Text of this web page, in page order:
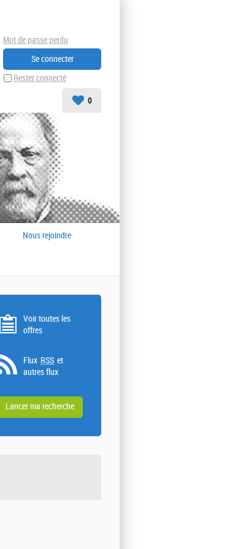
Rester connecté
Mot de passe perdu
0
Nous rejoindre
Voir toutes les
offres
Flux RSS et
autres flux